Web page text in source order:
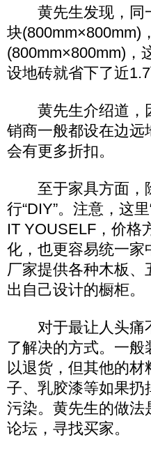
黄先生发现，同一
块(800mm×800mm)
(800mm×800mm)，
设地砖就省下了近1.7
黄先生介绍道，因
销商一般都设在边远
会有更多折扣。
至于家具方面，
行“DIY”。注意，这
IT YOUSELF，价格
化，也更容易统一
厂家提供各种木板
出自己设计的橱柜。
对于最让人头痛不
了解决的方式。一
以退货，但其他的
子、乳胶漆等如果扔
污染。黄先生的做法
论坛，寻找买家。